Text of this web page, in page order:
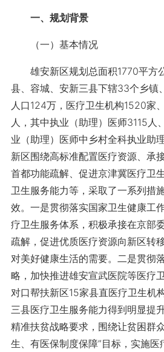
一、规划背景
（一）基本情况
雄安新区规划总面积1770平方
县、容城、安新三县下辖33个乡镇
人口124万，医疗卫生机构1520家
人，其中执业（助理）医师3115人
业（助理）医师中乡村全科执业助
新区围绕高标准配置医疗资源、承
首都功能疏解、促进京津冀医疗卫
卫生服务能力等，采取了一系列措
效。一是贯彻落实国家卫生健康工
疗卫生服务体系，积极承接在京部
疏解，促进优质医疗资源向新区转
对美好健康生活的需要。二是贯彻
略，加快推进雄安宣武医院等医疗
对口帮扶新区15家县直医疗卫生机
三县医疗卫生服务能力得到明显提
精准扶贫战略要求，围绕让贫困群
生、有医保制度保障”目标，实施医